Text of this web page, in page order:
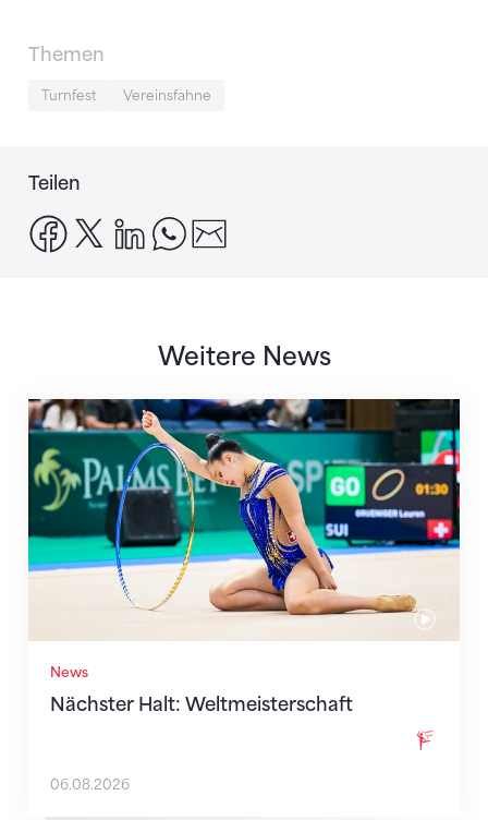
Themen
Turnfest Vereinsfahne
Teilen
facebook
x linkedinwhatsapp
Weitere News
News
Nächster Halt: Weltmeisterschaft
Nächster Halt: Weltmeisterschaft
06.08.2026